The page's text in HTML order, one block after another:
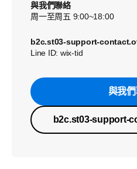
與我們聯絡
周一至周五 9:00~18:00
b2c.st03-support-
Line ID: wix-tid
與我
b2c.st03-support-